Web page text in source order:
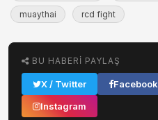
muaythai rcd fight
BU HABERI PAYLAŞ
X / Twitter Facebook
Instagram